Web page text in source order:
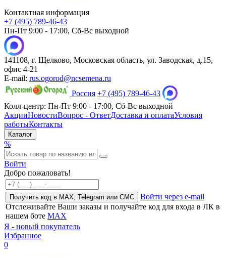
Контактная информация
+7 (495) 789-46-43
Пн-Пт 9:00 - 17:00, Сб-Вс выходной
141108, г. Щелково, Московская область, ул. Заводская, д.15,
офис 4-21
E-mail: rus.ogorod@ncsemena.ru
Россия +7 (495) 789-46-43
Колл-центр: Пн-Пт 9:00 - 17:00, Сб-Вс выходной
АкцииНовостиВопрос - ОтветДоставка и оплатаУсловия
работыКонтакты
Каталог
%
Войти
Добро пожаловать!
Получить код в MAX, Telegram или СМС
Войти через e-mail
Отслеживайте Ваши заказы и получайте код для входа в ЛК в
нашем боте MAX
Я - новый покупатель
Избранное
0